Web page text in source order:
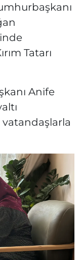
Tatarı
Anife
vatandaşlarla